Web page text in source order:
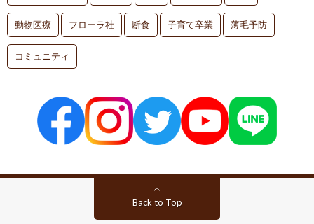
動物医療 フローラ社 断食 子育て卒業 薄毛予防
コミュニティ
Back to Top